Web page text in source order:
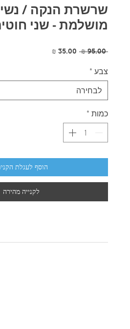
שרשרת הנקה /
מושלמת - שני
‏95.00 ‏₪
מחיר
צבע *
לבחירה
כמות *
הוסף לעגלת
לקנייה מהירה